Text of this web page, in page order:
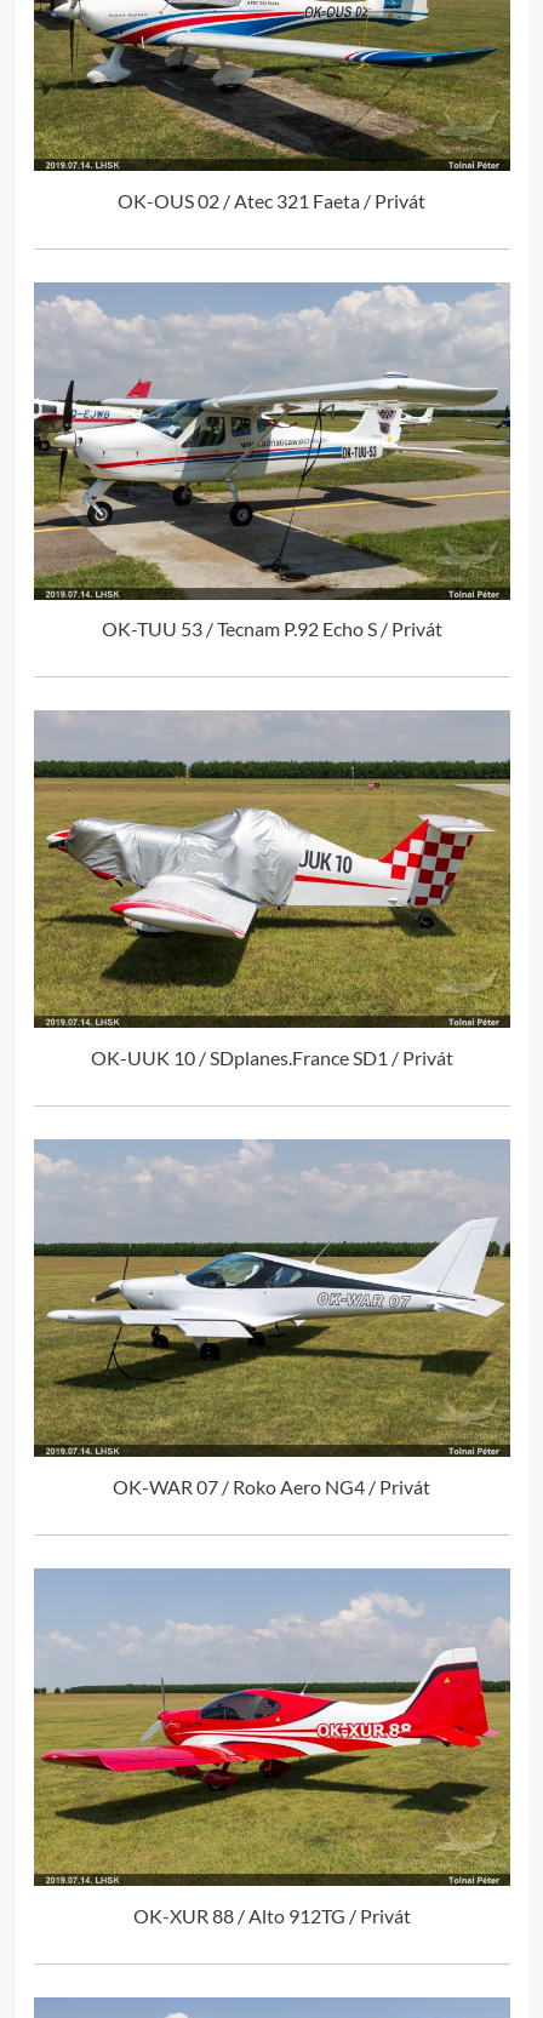
OK-OUS 02 / Atec 321 Faeta / Privát
OK-TUU 53 / Tecnam P.92 Echo S / Privát
OK-UUK 10 / SDplanes.France SD1 / Privát
OK-WAR 07 / Roko Aero NG4 / Privát
OK-XUR 88 / Alto 912TG / Privát